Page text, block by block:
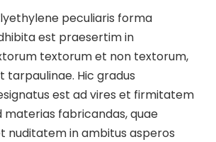
peculiaris forma
est praesertim in
textorum et non textorum,
tarpaulinae. Hic gradus
est ad vires et firmitatem
materias fabricandas, quae
nuditatem in ambitus asperos